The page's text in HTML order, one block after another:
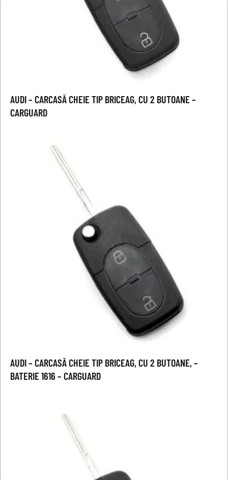
AUDI – CARCASĂ CHEIE TIP BRICEAG, CU 2 BUTOANE –
CARGUARD
AUDI – CARCASĂ CHEIE TIP BRICEAG, CU 2 BUTOANE, –
BATERIE 1616 – CARGUARD